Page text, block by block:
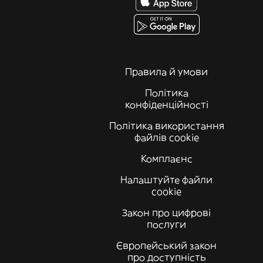
Правила й умови
Політика
конфіденційності
Політика використання
файлів cookie
Комплаєнс
Налаштуйте файли
cookie
Закон про цифрові
послуги
Європейський закон
про доступність